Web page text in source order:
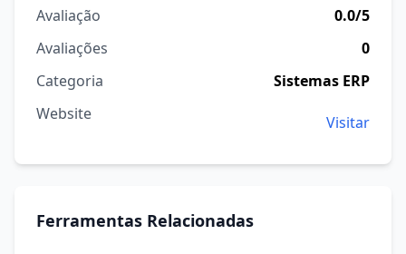
Avaliação
0.0/5
Avaliações
0
Categoria
Sistemas ERP
Website
Visitar
Ferramentas Relacionadas